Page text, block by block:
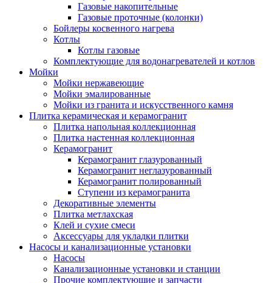
Газовые накопительные
Газовые проточные (колонки)
Бойлеры косвенного нагрева
Котлы
Котлы газовые
Комплектующие для водонагревателей и котлов
Мойки
Мойки нержавеющие
Мойки эмалированные
Мойки из гранита и искусственного камня
Плитка керамическая и керамогранит
Плитка напольная коллекционная
Плитка настенная коллекционная
Керамогранит
Керамогранит глазурованный
Керамогранит неглазурованный
Керамогранит полированный
Ступени из керамогранита
Декоративные элементы
Плитка метлахская
Клей и сухие смеси
Аксессуары для укладки плитки
Насосы и канализационные установки
Насосы
Канализационные установки и станции
Прочие комплектующие и запчасти